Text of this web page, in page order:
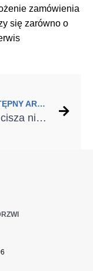
zamówienia
się zarówno o
NASTĘPNY ARTYKUŁ
Aby cisza nie była luksusem! Rusza kampania edukacyjna Wycisz.to